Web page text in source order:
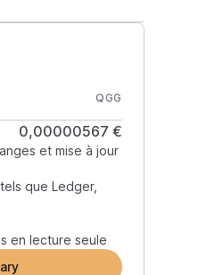
QGG
0,00000567 €
et mise à jour
que Ledger,
en lecture seule